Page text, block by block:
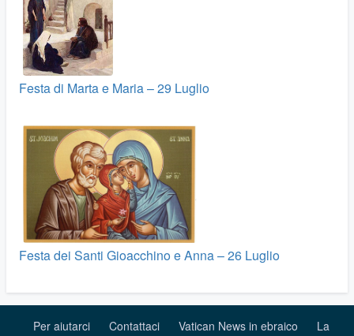
Festa di Marta e Maria – 29 Luglio
Festa dei Santi Gioacchino e Anna – 26 Luglio
Per aiutarci Contattaci Vatican News in ebraico
La